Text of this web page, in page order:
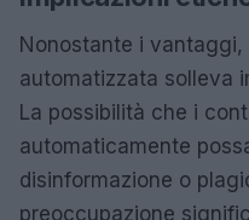
Nonostante i vantaggi,
automatizzata solleva
La possibilità che i
automaticamente
disinformazione o
preoccupazione